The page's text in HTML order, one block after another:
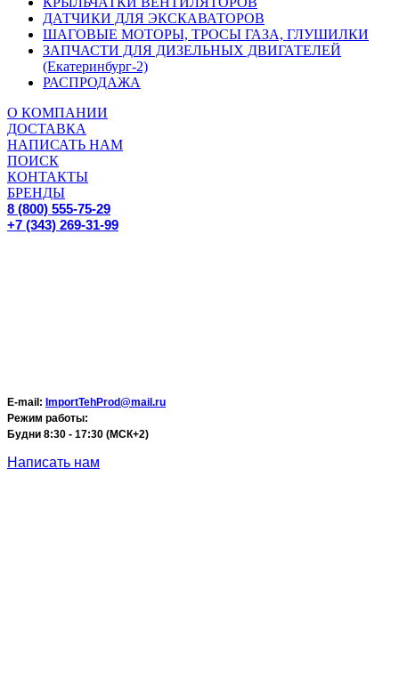
ДАТЧИКИ ДЛЯ ЭКСКАВАТОРОВ
ШАГОВЫЕ МОТОРЫ, ТРОСЫ ГАЗА, ГЛУШИЛКИ
ЗАПЧАСТИ ДЛЯ ДИЗЕЛЬНЫХ ДВИГАТЕЛЕЙ
(Екатеринбург-2)
РАСПРОДАЖА
О КОМПАНИИ
ДОСТАВКА
НАПИСАТЬ НАМ
ПОИСК
КОНТАКТЫ
БРЕНДЫ
8 (800) 555-75-29
+7 (343) 269-31-99
E-mail: ImportTehProd@mail.ru
Режим работы:
Будни 8:30 - 17:30 (МСК+2)
Написать нам